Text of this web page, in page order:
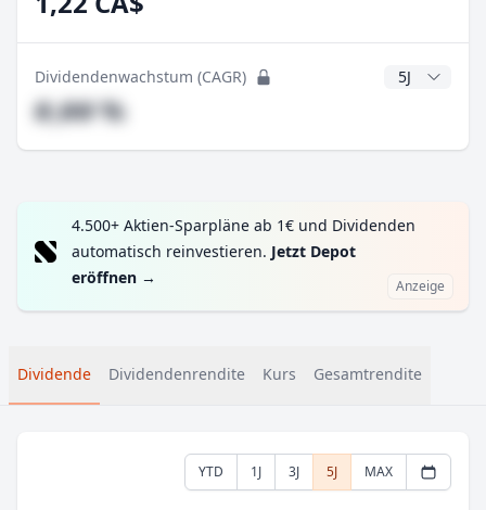
Dividendenwachstum (CAGR) CAGR Jahre
#,## %
4.500+ Aktien-Sparpläne ab 1€ und Dividenden
automatisch reinvestieren. Jetzt Depot
eröffnen → Anzeige
Dividende Dividendenrendite Kurs Gesamtrendite
YTD 1J 3J 5J MAX